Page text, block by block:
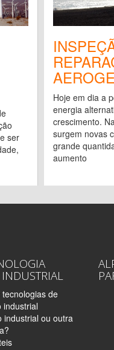
ser
Hoje em dia a
energia
crescimento.
surgem novas
grande
aumento
de
industrial
industrial ou outra